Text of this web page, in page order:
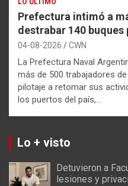
LO ÚLTIMO
Prefectura intimó a
destrabar 140 buques
04-08-2026 CWN
La Prefectura Naval
más de 500 trabajadores
pilotaje a retomar sus
los puertos del país,…
Lo + visto
Detuvieron a
lesiones y